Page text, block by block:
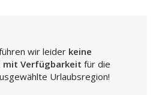
wir leider keine
Verfügbarkeit für die
Urlaubsregion!